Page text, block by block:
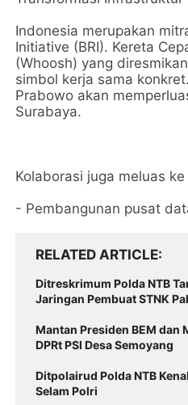
Indonesia merupakan
Initiative (BRI). Kereta
(Whoosh) yang
simbol kerja sama
Prabowo akan
Surabaya.
Kolaborasi juga meluas
- Pembangunan pusat
RELATED ARTICLE
Ditreskrimum Polda NTB
Jaringan Pembuat STNK
Mantan Presiden BEM dan
DPRt PSI Desa Semoyang
Ditpolairud Polda NTB
Selam Polri